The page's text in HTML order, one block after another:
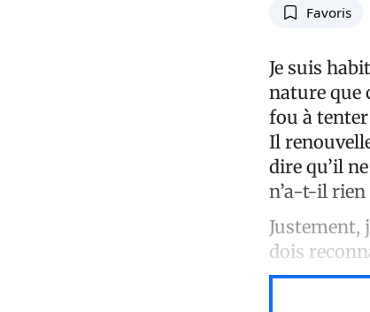
Favoris
Je suis
nature que
fou à
Il
dire qu’il
n’a-t-il rien
Justement,
dois